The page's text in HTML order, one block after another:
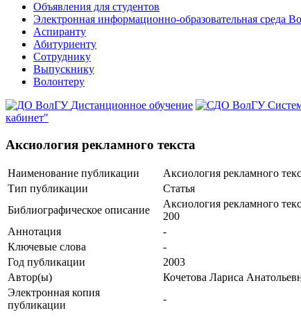
Объявления для студентов
Электронная информационно-образовательная среда
Аспиранту
Абитуриенту
Сотруднику
Выпускнику
Волонтеру
Дистанционное обучение
кабинет"
Аксиология рекламного текста
Наименование публикации
Аксиология рекламного
Тип публикации
Статья
Библиографическое описание
Аксиология рекламного
200
Аннотация
-
Ключевые cлова
-
Год публикации
2003
Автор(ы)
Кочетова Лариса
Электронная копия
публикации
-